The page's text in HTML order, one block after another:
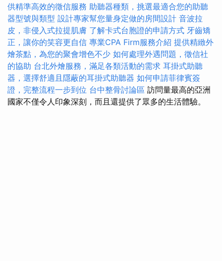
供精準高效的徵信服務 助聽器種類，挑選最適合您的助聽
器型號與類型 設計專家幫您量身定做的房間設計 音波拉
皮，非侵入式拉提肌膚 了解卡式台胞證的申請方式 牙齒矯
正，讓你的笑容更自信 專業CPA Firm服務介紹 提供精緻外
燴茶點，為您的聚會增色不少 如何處理外遇問題，徵信社
的協助 台北外燴服務，滿足各類活動的需求 耳掛式助聽
器，選擇舒適且隱蔽的耳掛式助聽器 如何申請菲律賓簽
證，完整流程一步到位 台中整骨討論區 訪問量最高的亞洲
國家不僅令人印象深刻，而且還提供了眾多的生活體驗。